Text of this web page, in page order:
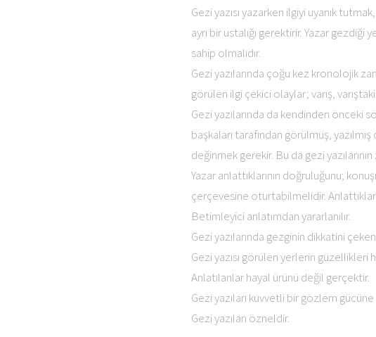
Gezi yazısı yazarken ilgiyi uyanık
ayrı bir ustalığı gerektirir. Yazar
sahip olmalıdır.
Gezi yazılarında çoğu kez kronolojik
görülen ilgi çekici olaylar; varış,
Gezi yazılarında da kendinden önceki
başkaları tarafından görülmüş,
değinmek gerekir. Bu da gezi
Yazar anlattıklarının doğruluğunu;
çerçevesine oturtabilmelidir.
Betimleyici anlatımdan yararlanılır.
Gezi yazılarında gezginin dikkatini
Gezi yazısı görülen yerlerin güzellikleri
Anlatılanlar hayal ürünü değil gerçektir.
Gezi yazıları kuvvetli bir gözlem gücüne
Gezi yazıları özneldir.